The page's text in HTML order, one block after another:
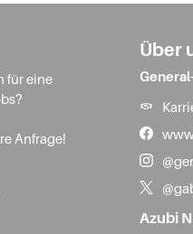
für eine
Anfrage!
Über
Azubi